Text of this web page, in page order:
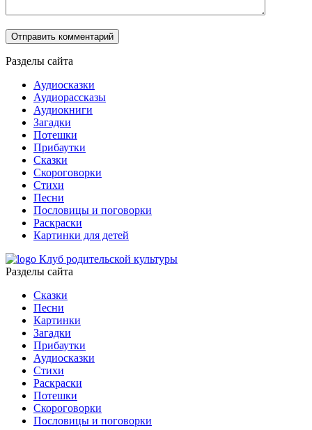
Разделы сайта
Аудиосказки
Аудиорассказы
Аудиокниги
Загадки
Потешки
Прибаутки
Сказки
Скороговорки
Стихи
Песни
Пословицы и поговорки
Раскраски
Картинки для детей
Клуб родительской культуры
Разделы сайта
Сказки
Песни
Картинки
Загадки
Прибаутки
Аудиосказки
Стихи
Раскраски
Потешки
Скороговорки
Пословицы и поговорки